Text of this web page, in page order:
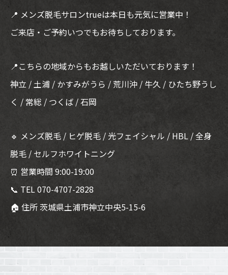
📍 メンズ脱毛サロンtrueは本日も元気に営業中！
ご来店・ご予約いつでもお待ちしております。
📍こちらの地域からもお越しいただいております！
神立 / 土浦 / かすみがうら / 荒川沖 / 牛久 / ひたち野うし
く / 常総 / つくば / 石岡
🔹 メンズ脱毛 / ヒゲ脱毛 / 光フェイシャル / HBL / 全身
脱毛 / セルフホワイトニング
⏰ 営業時間 9:00-19:00
📞 TEL 070-4707-2828
🏠 住所 茨城県土浦市神立中央5-15-6